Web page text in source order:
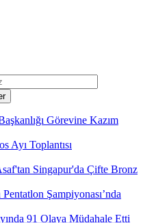
Görevine Kazım
Ayı Toplantısı
Singapur'da Çifte Bronz
Şampiyonası’nda
91 Olaya Müdahale Etti